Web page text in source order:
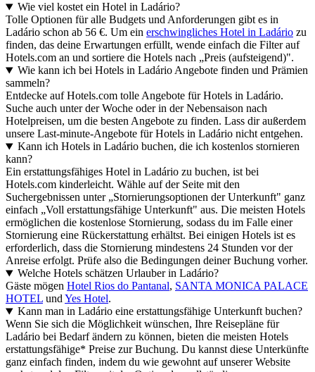
Wie viel kostet ein Hotel in Ladário?
Tolle Optionen für alle Budgets und Anforderungen gibt es in
Ladário schon ab 56 €. Um ein erschwingliches Hotel in Ladário zu
finden, das deine Erwartungen erfüllt, wende einfach die Filter auf
Hotels.com an und sortiere die Hotels nach „Preis (aufsteigend)".
Wie kann ich bei Hotels in Ladário Angebote finden und Prämien
sammeln?
Entdecke auf Hotels.com tolle Angebote für Hotels in Ladário.
Suche auch unter der Woche oder in der Nebensaison nach
Hotelpreisen, um die besten Angebote zu finden. Lass dir außerdem
unsere Last-minute-Angebote für Hotels in Ladário nicht entgehen.
Kann ich Hotels in Ladário buchen, die ich kostenlos stornieren
kann?
Ein erstattungsfähiges Hotel in Ladário zu buchen, ist bei
Hotels.com kinderleicht. Wähle auf der Seite mit den
Suchergebnissen unter „Stornierungsoptionen der Unterkunft" ganz
einfach „Voll erstattungsfähige Unterkunft" aus. Die meisten Hotels
ermöglichen die kostenlose Stornierung, sodass du im Falle einer
Stornierung eine Rückerstattung erhältst. Bei einigen Hotels ist es
erforderlich, dass die Stornierung mindestens 24 Stunden vor der
Anreise erfolgt. Prüfe also die Bedingungen deiner Buchung vorher.
Welche Hotels schätzen Urlauber in Ladário?
Gäste mögen Hotel Rios do Pantanal, SANTA MONICA PALACE
HOTEL und Yes Hotel.
Kann man in Ladário eine erstattungsfähige Unterkunft buchen?
Wenn Sie sich die Möglichkeit wünschen, Ihre Reisepläne für
Ladário bei Bedarf ändern zu können, bieten die meisten Hotels
erstattungsfähige* Preise zur Buchung. Du kannst diese Unterkünfte
ganz einfach finden, indem du wie gewohnt auf unserer Website